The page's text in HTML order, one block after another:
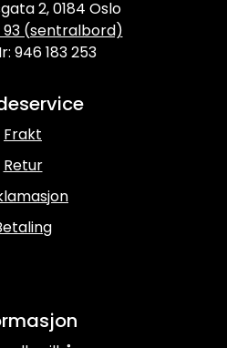
2, 0184 Oslo
93 (sentralbord)
946 183 253
Frakt
Retur